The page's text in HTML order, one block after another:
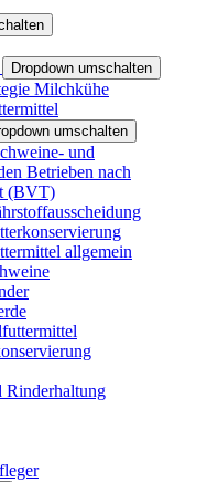
Dropdown umschalten
Milchkühe
umschalten
und
Betrieben nach
(BVT)
allgemein